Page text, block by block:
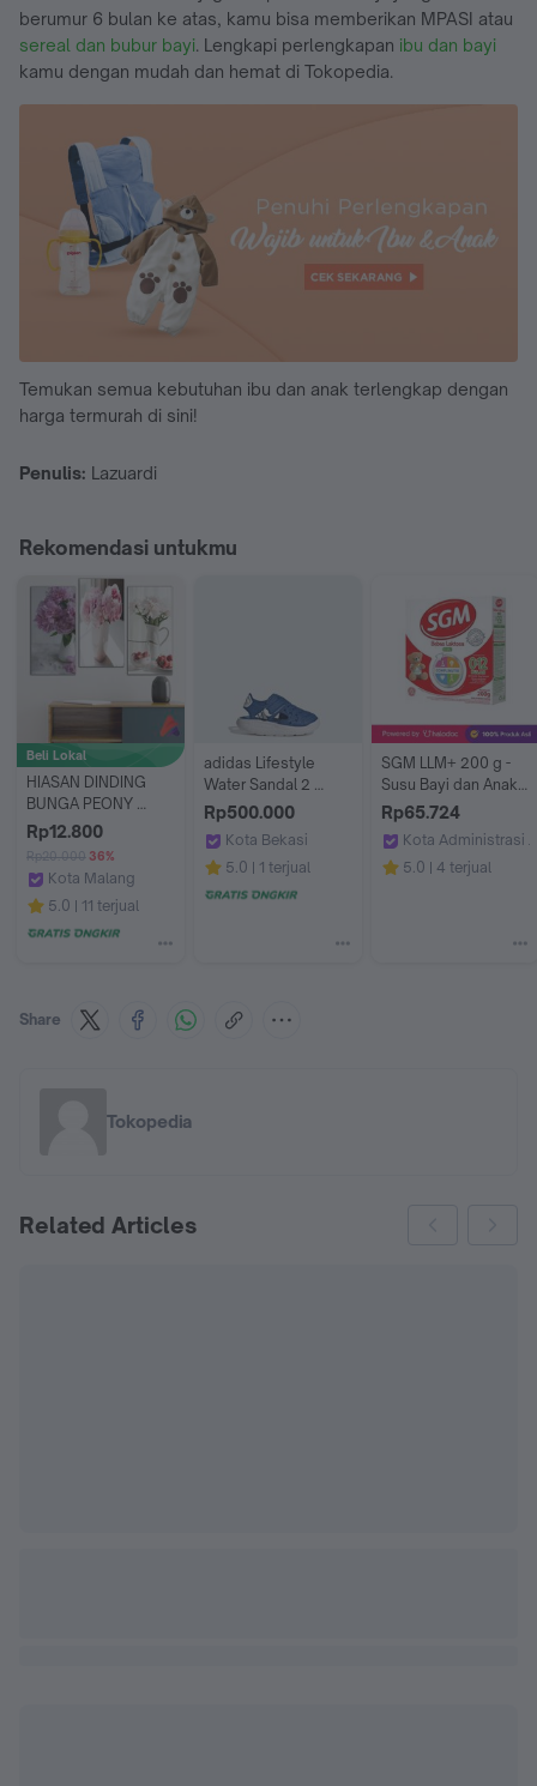
berumur 6 bulan ke atas, kamu bisa memberikan MPASI atau
sereal dan bubur bayi. Lengkapi perlengkapan ibu dan bayi
kamu dengan mudah dan hemat di Tokopedia.
Temukan semua kebutuhan ibu dan anak terlengkap dengan
harga termurah di sini!
Penulis: Lazuardi
Rekomendasi untukmu
Beli Lokal
HIASAN DINDING
BUNGA PEONY
AESTHETIC (15X30)
PAJANGAN WALL
Rp12.800
Rp20.000 36%
Kota Malang
Apolito
5.0 11 terjual
adidas Lifestyle
Water Sandal 2
Sandals Infants
Unisex Blue JP9414
Rp500.000
Kota Bekasi
adidas Indonesia
5.0 1 terjual
SGM LLM+ 200 g -
Susu Bayi dan Anak -
Halodoc
Rp65.724
Kota Administrasi
Apotek
5.0 4 terjual
Share
Tokopedia
Related Articles